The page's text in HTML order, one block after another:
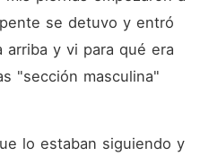
se detuvo y entró
y vi para qué era
"sección masculina"
lo estaban siguiendo y